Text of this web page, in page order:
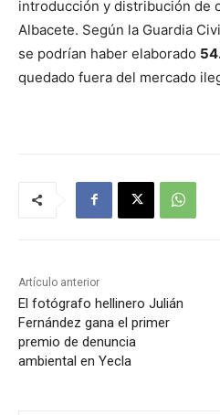
introducción y distribución de
Albacete. Según la Guardia
se podrían haber elaborado
quedado fuera del mercado
Artículo anterior
El fotógrafo hellinero Julián
Fernández gana el primer
premio de denuncia
ambiental en Yecla